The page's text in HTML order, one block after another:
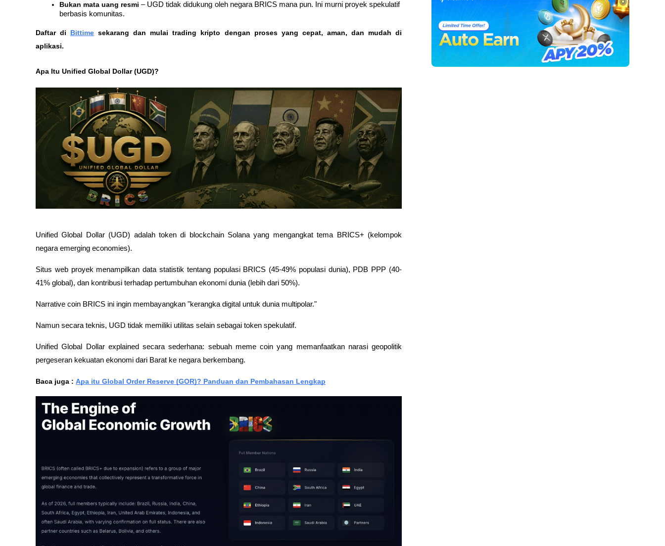
Bukan mata uang resmi – UGD tidak didukung oleh negara BRICS mana pun. Ini murni proyek spekulatif
berbasis komunitas.
Daftar di Bittime sekarang dan mulai trading kripto dengan proses yang cepat, aman, dan mudah di
aplikasi.
Apa Itu Unified Global Dollar (UGD)?
Unified Global Dollar (UGD) adalah token di blockchain Solana yang mengangkat tema BRICS+ (kelompok
negara emerging economies).
Situs web proyek menampilkan data statistik tentang populasi BRICS (45-49% populasi dunia), PDB PPP (40-
41% global), dan kontribusi terhadap pertumbuhan ekonomi dunia (lebih dari 50%).
Narrative coin BRICS ini ingin membayangkan "kerangka digital untuk dunia multipolar."
Namun secara teknis, UGD tidak memiliki utilitas selain sebagai token spekulatif.
Unified Global Dollar explained secara sederhana: sebuah meme coin yang memanfaatkan narasi geopolitik
pergeseran kekuatan ekonomi dari Barat ke negara berkembang.
Baca juga : Apa itu Global Order Reserve (GOR)? Panduan dan Pembahasan Lengkap